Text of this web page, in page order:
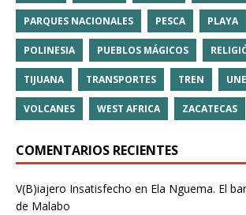
PARQUES NACIONALES PESCA PLAYA
POLINESIA PUEBLOS MÁGICOS
TIJUANA TRANSPORTES TREN
VOLCANES WEST AFRICA ZACATECAS
COMENTARIOS RECIENTES
V(B)iajero Insatisfecho en Ela Nguema. El
de Malabo